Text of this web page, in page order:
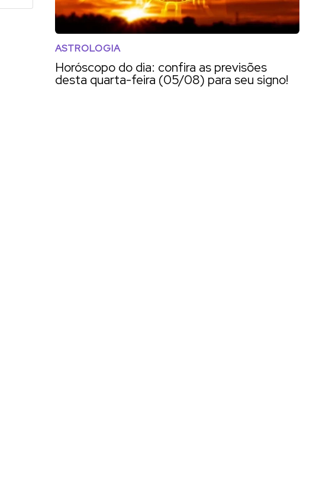
ASTROLOGIA
Horóscopo do dia: confira as previsões
desta quarta-feira (05/08) para seu signo!